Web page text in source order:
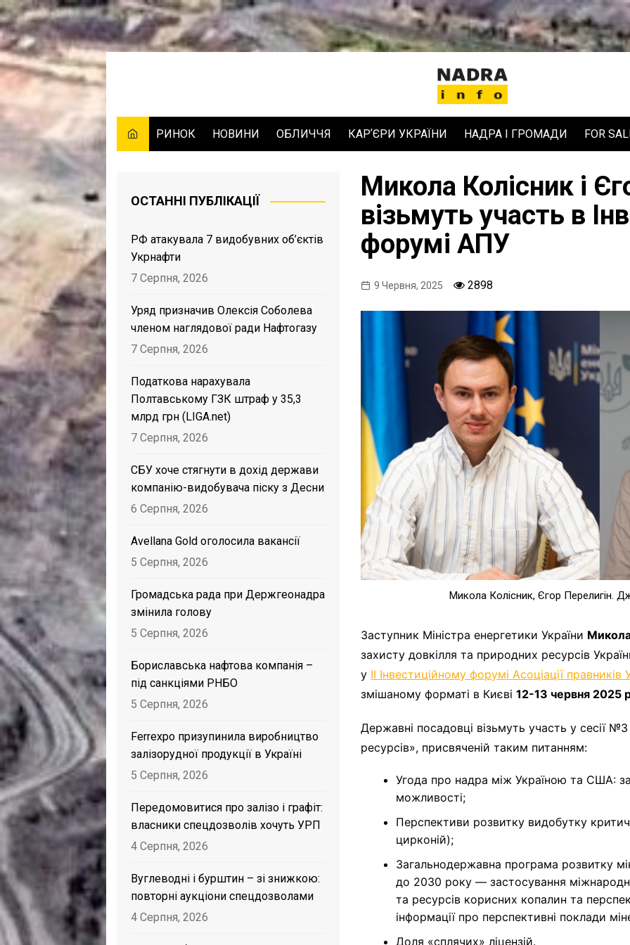
Skip
to
РИНОК НОВИНИ ОБЛИЧЧЯ КАРʼЄРИ УКРАЇНИ НАДРА І ГРОМАДИ FOR
Микола Колісник і
візьмуть участь в
форумі АПУ
9 Червня, 2025 2898
Микола Колісник, Єгор Перелигін.
Заступник Міністра енергетики України
захисту довкілля та природних ресурсів
у ІІ Інвестиційному форумі Асоціації правників
змішаному форматі в Києві12-13 червня 2025
Державні посадовці візьмуть участь у сесії
ресурсів», присвяченій таким питанням:
Угода про надра між Україною та США:
можливості;
Перспективи розвитку видобутку
цирконій);
Загальнодержавна програма розвитку
до 2030 року — застосування
та ресурсів корисних копалин та
інформації про перспективні поклади
Доля «сплячих» ліцензій.
ОСТАННІ ПУБЛІКАЦІЇ
РФ атакувала 7 видобувних об’єктів
Укрнафти
7 Серпня, 2026
Уряд призначив Олексія Соболева
членом наглядової ради Нафтогазу
7 Серпня, 2026
Податкова нарахувала
Полтавському ГЗК штраф у 35,3
млрд грн (LIGA.net)
7 Серпня, 2026
СБУ хоче стягнути в дохід держави
компанію-видобувача піску з Десни
6 Серпня, 2026
Avellana Gold оголосила вакансії
5 Серпня, 2026
Громадська рада при Держгеонадра
змінила голову
5 Серпня, 2026
Бориславська нафтова компанія –
під санкціями РНБО
5 Серпня, 2026
Ferrexpo призупинила виробництво
залізорудної продукції в Україні
5 Серпня, 2026
Передомовитися про залізо і графіт:
власники спецдозволів хочуть УРП
4 Серпня, 2026
Вуглеводні і бурштин – зі знижкою:
повторні аукціони спецдозволами
4 Серпня, 2026